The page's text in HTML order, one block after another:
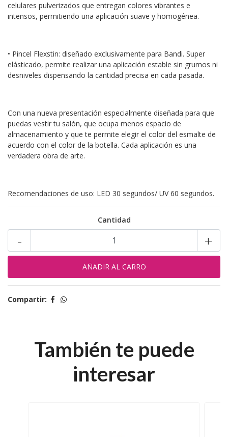
celulares pulverizados que entregan colores vibrantes e
intensos, permitiendo una aplicación suave y homogénea.
• Pincel Flexstin: diseñado exclusivamente para Bandi. Super
elásticado, permite realizar una aplicación estable sin grumos ni
desniveles dispensando la cantidad precisa en cada pasada.
Con una nueva presentación especialmente diseñada para que
puedas vestir tu salón, que ocupa menos espacio de
almacenamiento y que te permite elegir el color del esmalte de
acuerdo con el color de la botella. Cada aplicación es una
verdadera obra de arte.
Recomendaciones de uso: LED 30 segundos/ UV 60 segundos.
Cantidad
+
-
Compartir:
También te puede
interesar